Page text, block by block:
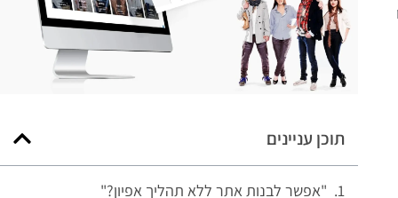
תוכן עניינים
"אפשר לבנות אתר ללא תהליך אפיון?"